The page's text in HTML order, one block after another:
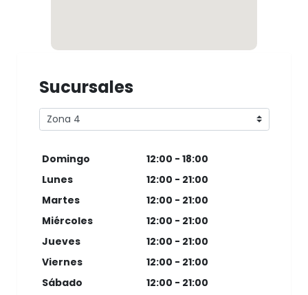
Sucursales
Domingo
12:00 - 18:00
Lunes
12:00 - 21:00
Martes
12:00 - 21:00
Miércoles
12:00 - 21:00
Jueves
12:00 - 21:00
Viernes
12:00 - 21:00
Sábado
12:00 - 21:00